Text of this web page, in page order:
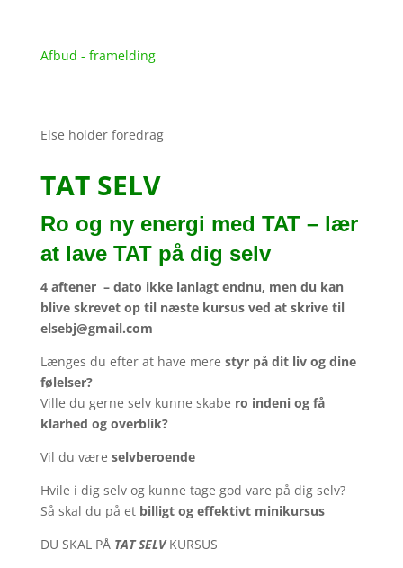
Afbud - framelding
Else holder foredrag
TAT SELV
Ro og ny energi med TAT – lær
at lave TAT på dig selv
4 aftener – dato ikke lanlagt endnu, men du kan
blive skrevet op til næste kursus ved at skrive til
elsebj@gmail.com
Længes du efter at have mere styr på dit liv og dine
følelser?
Ville du gerne selv kunne skabe ro indeni og få
klarhed og overblik?
Vil du være selvberoende
Hvile i dig selv og kunne tage god vare på dig selv?
Så skal du på et billigt og effektivt minikursus
DU SKAL PÅ TAT SELVKURSUS